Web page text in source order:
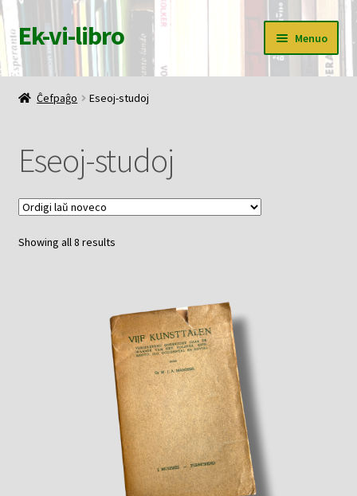
Pretersalti
al
navigado
Iri
rekte
al
la
enhavo
Ek-vi-libro Menuo
Ĉefpaĝo
Korbo
Mia konto
Pagi
Ĉefpaĝo Eseoj-studoj
Eseoj-studoj
Showing all 8 resultsSorted